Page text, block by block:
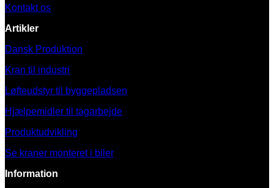
Kontakt os
Artikler
Dansk Produktion
Kran til industri
Løfteudstyr til byggepladsen
Hjælpemidler til tagarbejde
Produktudvikling
Se kraner monteret i biler
Information